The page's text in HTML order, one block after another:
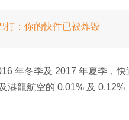
打：你的快件已被炸毀
年冬季及 2017 年夏季，
港龍航空的 0.01% 及